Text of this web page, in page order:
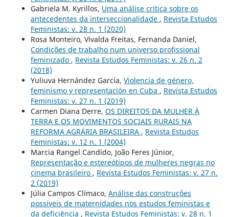
Gabriela M. Kyrillos, Uma análise crítica sobre os
antecedentes da interseccionalidade , Revista Estudos
Feministas: v. 28 n. 1 (2020)
Rosa Monteiro, Vivalda Freitas, Fernanda Daniel,
Condições de trabalho num universo profissional
feminizado , Revista Estudos Feministas: v. 26 n. 2
(2018)
Yuliuva Hernández García, Violencia de género,
feminismo y representación en Cuba , Revista Estudos
Feministas: v. 27 n. 1 (2019)
Carmen Diana Derre, OS DIREITOS DA MULHER À
TERRA E OS MOVIMENTOS SOCIAIS RURAIS NA
REFORMA AGRÁRIA BRASILEIRA , Revista Estudos
Feministas: v. 12 n. 1 (2004)
Marcia Rangel Candido, João Feres Júnior,
Representação e estereótipos de mulheres negras no
cinema brasileiro , Revista Estudos Feministas: v. 27 n.
2 (2019)
Júlia Campos Clímaco, Análise das construções
possíveis de maternidades nos estudos feministas e
da deficiência , Revista Estudos Feministas: v. 28 n. 1